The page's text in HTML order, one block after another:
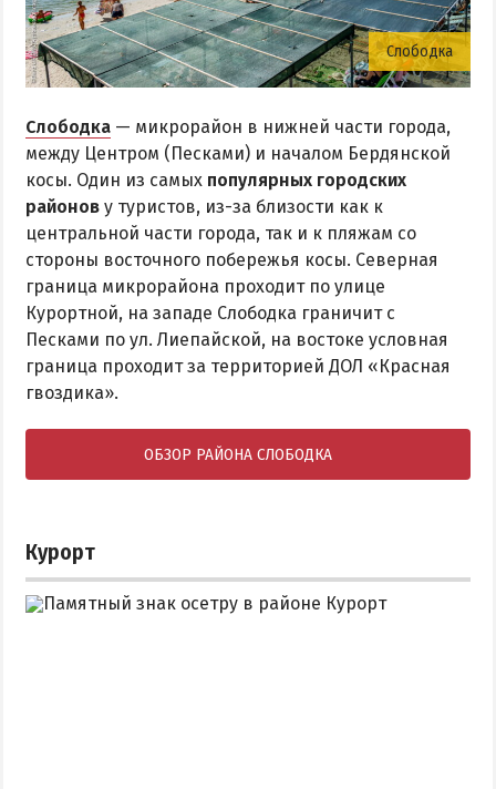
Слободка
Слободка — микрорайон в нижней части города,
между Центром (Песками) и началом Бердянской
косы. Один из самых популярных городских
районов у туристов, из-за близости как к
центральной части города, так и к пляжам со
стороны восточного побережья косы. Северная
граница микрорайона проходит по улице
Курортной, на западе Слободка граничит с
Песками по ул. Лиепайской, на востоке условная
граница проходит за территорией ДОЛ «Красная
гвоздика».
ОБЗОР РАЙОНА СЛОБОДКА
Курорт